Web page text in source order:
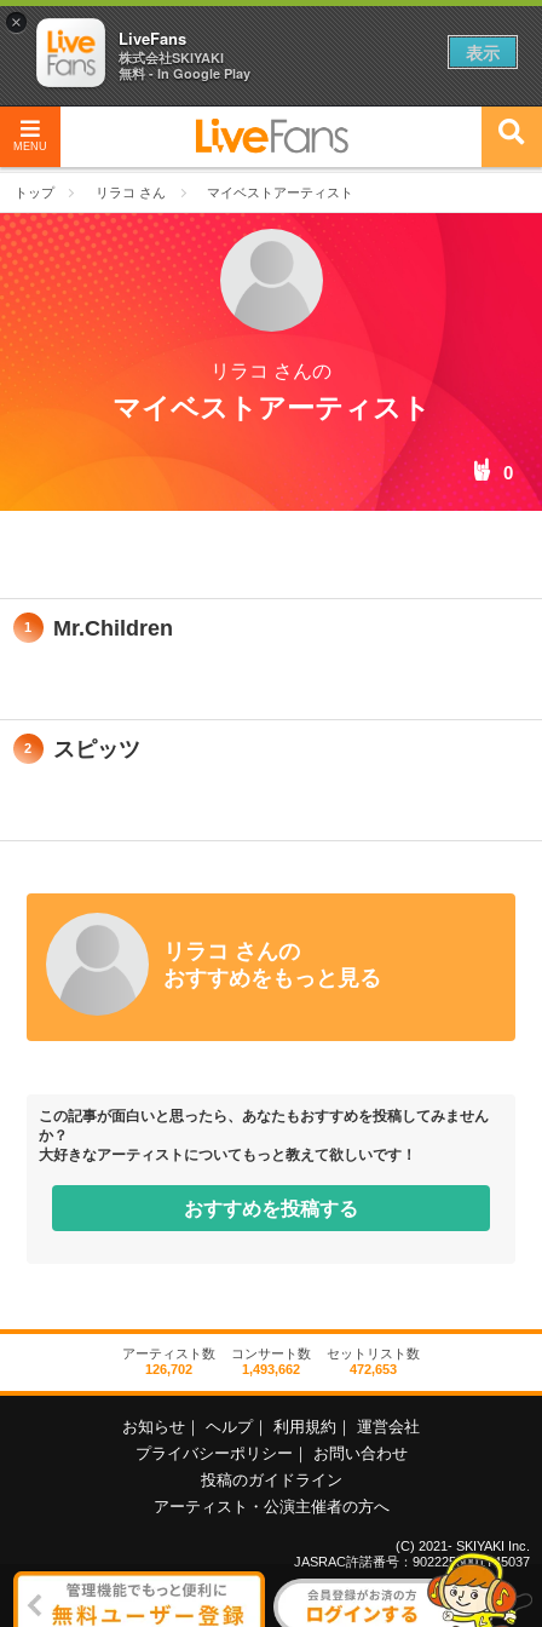
MENU
トップ リラコ さん マイベストアーティスト
リラコ さんの
マイベストアーティスト
0
1 Mr.Children
2 スピッツ
リラコ さんの
おすすめをもっと見る
この記事が面白いと思ったら、あなたもおすすめを投稿してみません
か？
大好きなアーティストについてもっと教えて欲しいです！
おすすめを投稿する
アーティスト数
126,702
コンサート数
1,493,662
セットリスト数
472,653
お知らせ ｜ ヘルプ｜ 利用規約 ｜ 運営会社
プライバシーポリシー ｜
お問い合わせ
投稿のガイドライン
アーティスト・公演主催者の方へ
(C) 2021- SKIYAKI Inc.
JASRAC許諾番号：9022255001Y45037
×
LiveFans
株式会社SKIYAKI
無料 - In Google Play
表示